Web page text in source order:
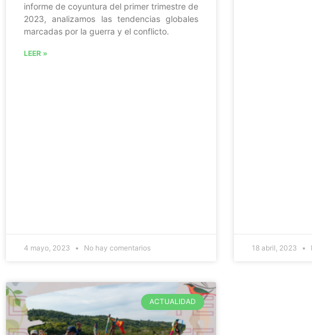
informe de coyuntura del primer trimestre de
2023, analizamos las tendencias globales
marcadas por la guerra y el conflicto.
LEER »
4 mayo, 2023 No hay comentarios 18 abril, 2023
ACTUALIDAD